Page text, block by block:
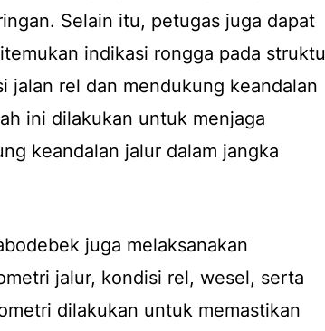
Selain itu, petugas juga dapat
indikasi rongga pada
jalan rel dan mendukung keandalan
ini dilakukan untuk menjaga
keandalan jalur dalam jangka
juga melaksanakan
jalur, kondisi rel, wesel, serta
dilakukan untuk memastikan